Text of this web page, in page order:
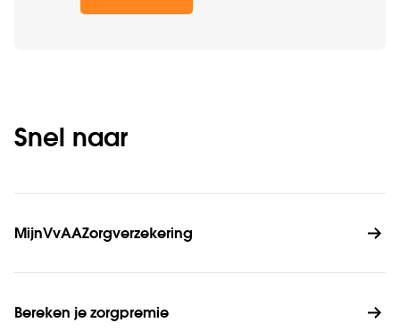
Snel naar
MijnVvAAZorgverzekering
Bereken je zorgpremie